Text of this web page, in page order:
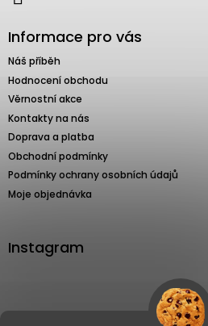
Informace pro vás
Náš příběh
Hodnocení obchodu
Věrnostní akce
Kontakty na nás
Doprava a platba
Obchodní podmínky
Podmínky ochrany osobních údajů
Moje objednávka
Instagram